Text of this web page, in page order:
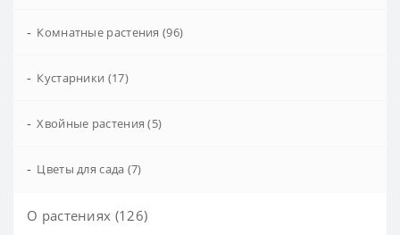
- Комнатные растения (96)
- Кустарники (17)
- Хвойные растения (5)
- Цветы для сада (7)
О растениях (126)